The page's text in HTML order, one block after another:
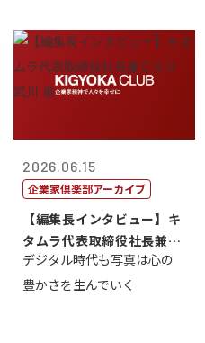
2026.06.15
企業家倶楽部アーカイブ
【編集長インタビュー】キ
タムラ代表取締役社長兼Ｃ
ＯＯ 武川 ...
デジタル時代も写真は心の
豊かさを生んでいく